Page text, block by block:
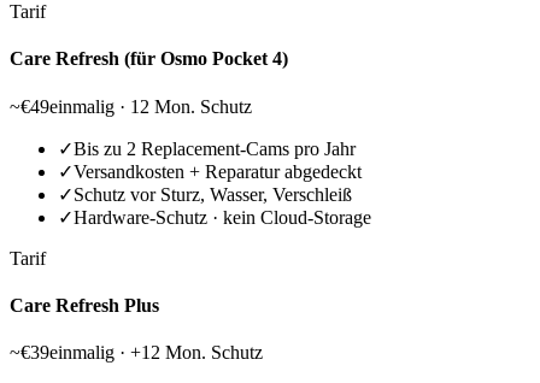
Tarif
Care Refresh (für Osmo Pocket 4)
~€49einmalig · 12 Mon. Schutz
✓Bis zu 2 Replacement-Cams pro Jahr
✓Versandkosten + Reparatur abgedeckt
✓Schutz vor Sturz, Wasser, Verschleiß
✓Hardware-Schutz · kein Cloud-Storage
Tarif
Care Refresh Plus
~€39einmalig · +12 Mon. Schutz